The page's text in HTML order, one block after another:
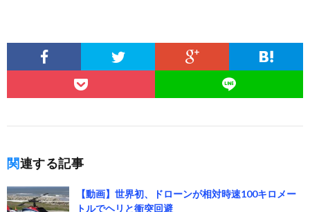
関連する記事
【動画】世界初、ドローンが相対時速100キロメー
トルでヘリと衝突回避